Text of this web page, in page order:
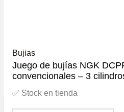
Bujias
Juego de bujías NGK
convencionales – 3
✅ Stock en tienda